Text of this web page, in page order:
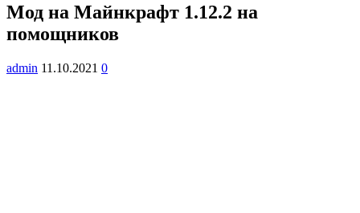
Мод на Майнкрафт 1.12.2 на
помощников
admin 11.10.2021 0